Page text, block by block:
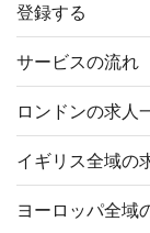
登録する
サービスの流れ
ロンドンの求人
イギリス全域の
ヨーロッパ全域